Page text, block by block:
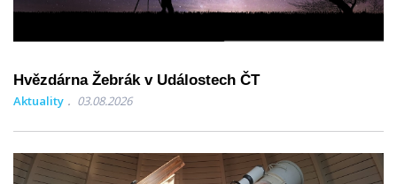
Hvězdárna Žebrák v Událostech ČT
Aktuality 03.08.2026